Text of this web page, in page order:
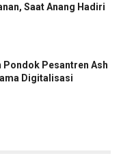
Saat Anang Hadiri
Pondok Pesantren Ash
Digitalisasi